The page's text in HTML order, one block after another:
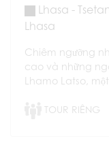
Lhasa -
Lhasa
Chiêm ngưỡng
cao và những
Lhamo Latso,
TOUR RIÊNG